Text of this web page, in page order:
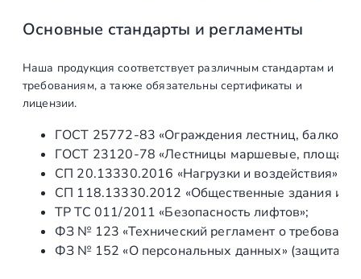
о
S
3
0
4
Основные стандарты и регламенты
Наша продукция соответствует различным стандартам и
требованиям, а также обязательны сертификаты и
лицензии.
ГОСТ 25772‑83 «Ограждения лестниц,
ГОСТ 23120‑78 «Лестницы маршевые,
СП 20.13330.2016 «Нагрузки и воздействия»
СП 118.13330.2012 «Общественные здания и
ТР ТС 011/2011 «Безопасность лифтов»;
ФЗ № 123 «Технический регламент о
ФЗ № 152 «О персональных данных» (защита